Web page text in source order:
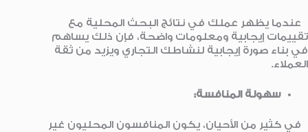
عندما يظهر عملك في نتائج البحث المحلية مع
تقييمات إيجابية ومعلومات واضحة، فإن ذلك يساهم
في بناء صورة إيجابية لنشاطك التجاري ويزيد من ثقة
العملاء.
سهولة المنافسة:
في كثير من الأحيان، يكون المنافسون المحليون غير